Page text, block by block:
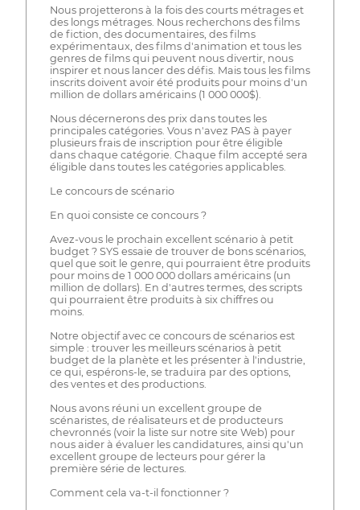
Nous projetterons à la fois des courts métrages et
des longs métrages. Nous recherchons des films
de fiction, des documentaires, des films
expérimentaux, des films d'animation et tous les
genres de films qui peuvent nous divertir, nous
inspirer et nous lancer des défis. Mais tous les films
inscrits doivent avoir été produits pour moins d'un
million de dollars américains (1 000 000$).
Nous décernerons des prix dans toutes les
principales catégories. Vous n'avez PAS à payer
plusieurs frais de inscription pour être éligible
dans chaque catégorie. Chaque film accepté sera
éligible dans toutes les catégories applicables.
Le concours de scénario
En quoi consiste ce concours ?
Avez-vous le prochain excellent scénario à petit
budget ? SYS essaie de trouver de bons scénarios,
quel que soit le genre, qui pourraient être produits
pour moins de 1 000 000 dollars américains (un
million de dollars). En d'autres termes, des scripts
qui pourraient être produits à six chiffres ou
moins.
Notre objectif avec ce concours de scénarios est
simple : trouver les meilleurs scénarios à petit
budget de la planète et les présenter à l'industrie,
ce qui, espérons-le, se traduira par des options,
des ventes et des productions.
Nous avons réuni un excellent groupe de
scénaristes, de réalisateurs et de producteurs
chevronnés (voir la liste sur notre site Web) pour
nous aider à évaluer les candidatures, ainsi qu'un
excellent groupe de lecteurs pour gérer la
première série de lectures.
Comment cela va-t-il fonctionner ?